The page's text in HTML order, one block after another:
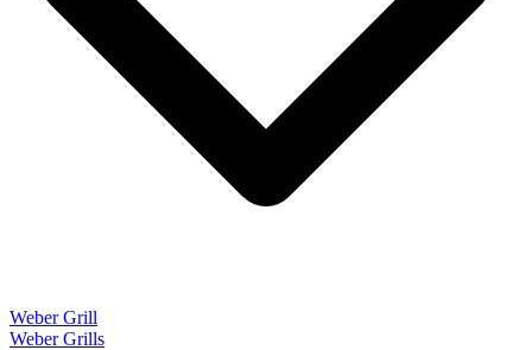
Weber Grill
Weber Grills